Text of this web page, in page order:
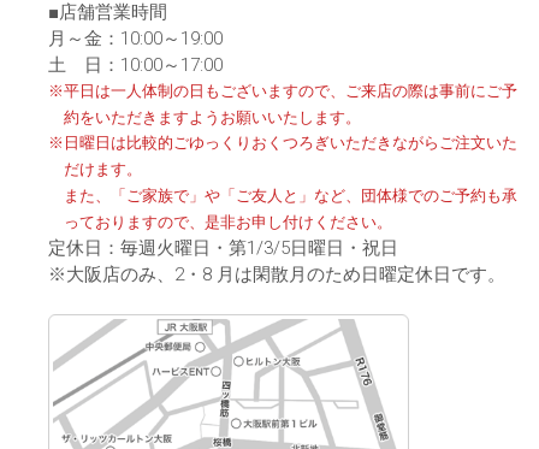
■店舗営業時間
月～金：10:00～19:00
土 日：10:00～17:00
※平日は一人体制の日もございますので、ご来店の際は事前にご予
約をいただきますようお願いいたします。
※日曜日は比較的ごゆっくりおくつろぎいただきながらご注文いた
だけます。
また、「ご家族で」や「ご友人と」など、団体様でのご予約も承
っておりますので、是非お申し付けください。
定休日：毎週火曜日・第1/3/5日曜日・祝日
※大阪店のみ、2・8 月は閑散月のため日曜定休日です。